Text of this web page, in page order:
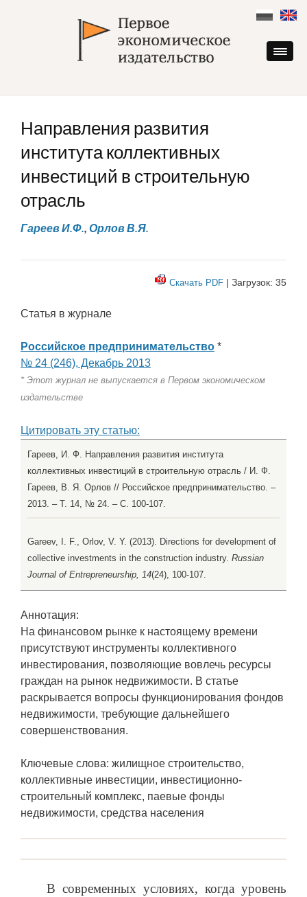
content
Направления развития
института коллективных
инвестиций в строительную
отрасль
Гареев И.Ф., Орлов В.Я.
Скачать PDF | Загрузок: 35
Статья в журнале
Российское предпринимательство *
№ 24 (246), Декабрь 2013
* Этот журнал не выпускается в Первом экономическом
издательстве
Цитировать эту статью:
Гареев, И. Ф. Направления развития института
коллективных инвестиций в строительную отрасль / И. Ф.
Гареев, В. Я. Орлов // Российское предпринимательство. –
2013. – Т. 14, № 24. – С. 100-107.
Gareev, I. F., Orlov, V. Y. (2013). Directions for development of
collective investments in the construction industry. Russian
Journal of Entrepreneurship, 14(24), 100-107.
Аннотация:
На финансовом рынке к настоящему времени
присутствуют инструменты коллективного
инвестирования, позволяющие вовлечь ресурсы
граждан на рынок недвижимости. В статье
раскрывается вопросы функционирования фондов
недвижимости, требующие дальнейшего
совершенствования.
Ключевые слова: жилищное строительство,
коллективные инвестиции, инвестиционно-
строительный комплекс, паевые фонды
недвижимости, средства населения
В современных условиях, когда уровень